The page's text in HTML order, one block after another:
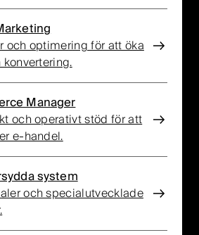
och optimering för att öka
Manager
och operativt stöd för att
e-handel.
system
och specialutvecklade